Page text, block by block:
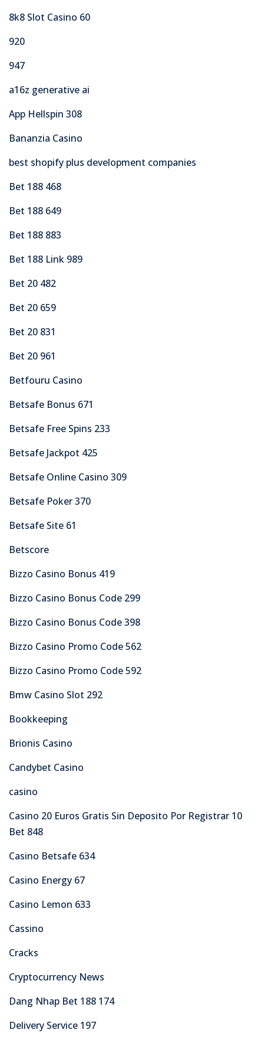
8k8 Slot Casino 60
920
947
a16z generative ai
App Hellspin 308
Bananzia Casino
best shopify plus development companies
Bet 188 468
Bet 188 649
Bet 188 883
Bet 188 Link 989
Bet 20 482
Bet 20 659
Bet 20 831
Bet 20 961
Betfouru Casino
Betsafe Bonus 671
Betsafe Free Spins 233
Betsafe Jackpot 425
Betsafe Online Casino 309
Betsafe Poker 370
Betsafe Site 61
Betscore
Bizzo Casino Bonus 419
Bizzo Casino Bonus Code 299
Bizzo Casino Bonus Code 398
Bizzo Casino Promo Code 562
Bizzo Casino Promo Code 592
Bmw Casino Slot 292
Bookkeeping
Brionis Casino
Candybet Casino
casino
Casino 20 Euros Gratis Sin Deposito Por Registrar 10
Bet 848
Casino Betsafe 634
Casino Energy 67
Casino Lemon 633
Cassino
Cracks
Cryptocurrency News
Dang Nhap Bet 188 174
Delivery Service 197